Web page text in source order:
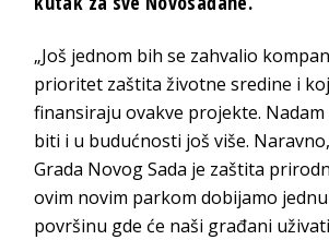
„Još jednom bih se zahvalio
prioritet zaštita životne sredine i
finansiraju ovakve projekte. Nadam
biti i u budućnosti još više.
Grada Novog Sada je zaštita
ovim novim parkom dobijamo
površinu gde će naši građani